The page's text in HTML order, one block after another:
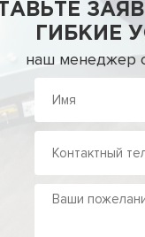
ГИБКИЕ
наш менеджер